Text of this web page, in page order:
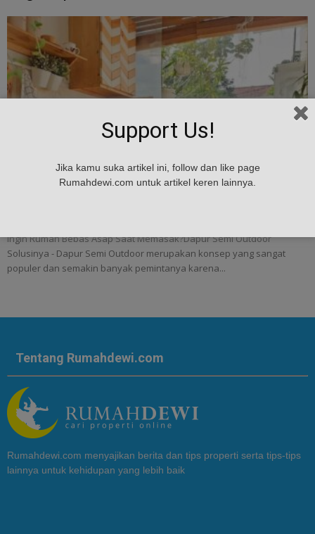
Ingin Rumah Bebas Asap Saat Memasak?
Ingin Rumah Bebas Asap Saat Memasak?Dapur Semi Outdoor
Solusinya - Dapur Semi Outdoor merupakan konsep yang sangat
populer dan semakin banyak pemintanya karena...
Tentang Rumahdewi.com
Rumahdewi.com menyajikan berita dan tips properti serta tips-tips
lainnya untuk kehidupan yang lebih baik
Support Us!
Jika kamu suka artikel ini, follow dan like page
Rumahdewi.com untuk artikel keren lainnya.